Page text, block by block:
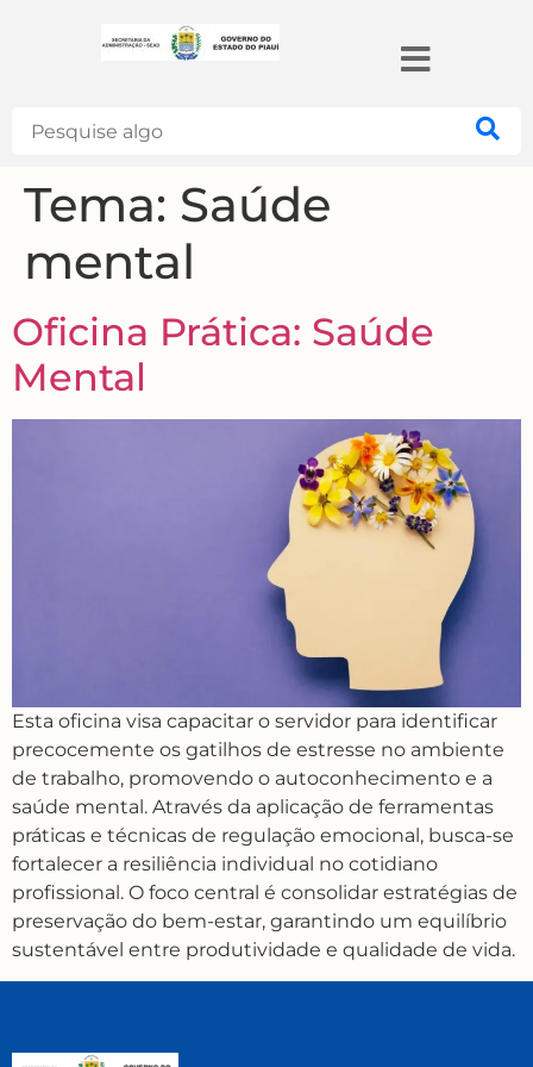
Tema: Saúde
mental
Oficina Prática: Saúde
Mental
Esta oficina visa capacitar o servidor para identificar
precocemente os gatilhos de estresse no ambiente
de trabalho, promovendo o autoconhecimento e a
saúde mental. Através da aplicação de ferramentas
práticas e técnicas de regulação emocional, busca-se
fortalecer a resiliência individual no cotidiano
profissional. O foco central é consolidar estratégias de
preservação do bem-estar, garantindo um equilíbrio
sustentável entre produtividade e qualidade de vida.